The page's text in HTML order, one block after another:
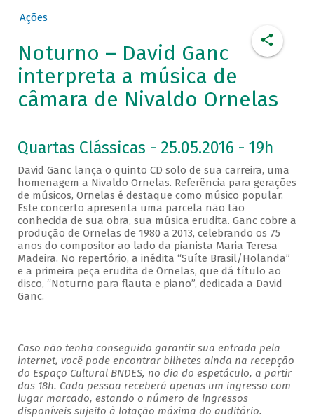
Ações
Noturno – David Ganc
interpreta a música de
câmara de Nivaldo Ornelas
Quartas Clássicas - 25.05.2016 - 19h
David Ganc lança o quinto CD solo de sua carreira, uma
homenagem a Nivaldo Ornelas. Referência para gerações
de músicos, Ornelas é destaque como músico popular.
Este concerto apresenta uma parcela não tão
conhecida de sua obra, sua música erudita. Ganc cobre a
produção de Ornelas de 1980 a 2013, celebrando os 75
anos do compositor ao lado da pianista Maria Teresa
Madeira. No repertório, a inédita “Suíte Brasil/Holanda”
e a primeira peça erudita de Ornelas, que dá título ao
disco, “Noturno para flauta e piano”, dedicada a David
Ganc.
Caso não tenha conseguido garantir sua entrada pela
internet, você pode encontrar bilhetes ainda na recepção
do Espaço Cultural BNDES, no dia do espetáculo, a partir
das 18h. Cada pessoa receberá apenas um ingresso com
lugar marcado, estando o número de ingressos
disponíveis sujeito à lotação máxima do auditório.